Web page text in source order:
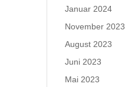
Januar 2024
November 2023
August 2023
Juni 2023
Mai 2023